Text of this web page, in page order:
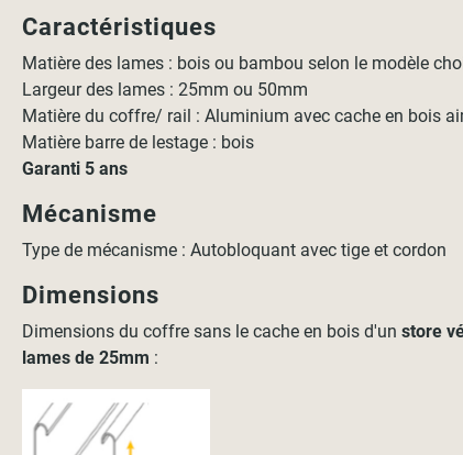
Caractéristiques
Matière des lames : bois ou bambou selon le modèle
Largeur des lames : 25mm ou 50mm
Matière du coffre/ rail : Aluminium avec cache en bois
Matière barre de lestage : bois
Garanti 5 ans
Mécanisme
Type de mécanisme : Autobloquant avec tige et cordon
Dimensions
Dimensions du coffre sans le cache en bois d'unstore
lames de 25mm :